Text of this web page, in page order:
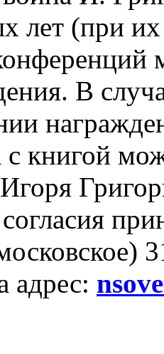
лет (при
В
с книгой
адрес: